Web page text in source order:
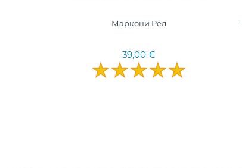
Маркони Ред
39,00 €